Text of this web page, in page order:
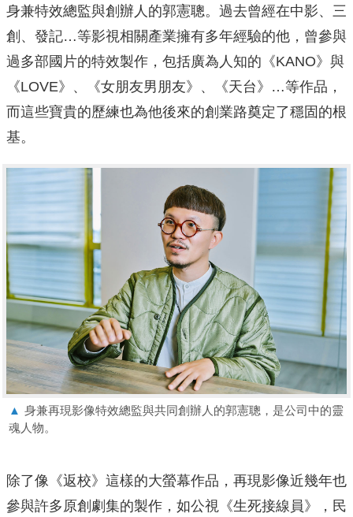
身兼特效總監與創辦人的郭憲聰。過去曾經在中影、三
創、發記…等影視相關產業擁有多年經驗的他，曾參與
過多部國片的特效製作，包括廣為人知的《KANO》與
《LOVE》、《女朋友男朋友》、《天台》…等作品，
而這些寶貴的歷練也為他後來的創業路奠定了穩固的根
基。
▲ 身兼再現影像特效總監與共同創辦人的郭憲聰，是公司中的靈
魂人物。
除了像《返校》這樣的大螢幕作品，再現影像近幾年也
參與許多原創劇集的製作，如公視《生死接線員》，民